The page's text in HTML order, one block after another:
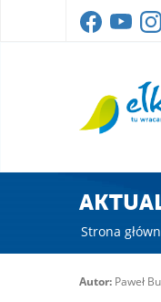
Strona
Autor: Paweł